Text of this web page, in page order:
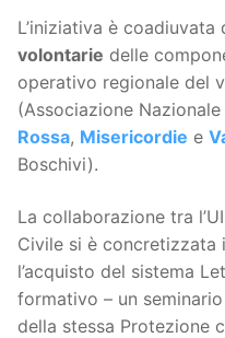
L’iniziativa è coadiuvata
volontarie delle
operativo regionale del
(Associazione
Rossa, Misericordie e
Boschivi).
La collaborazione tra
Civile si è concretizzata
l’acquisto del sistema
formativo – un
della stessa Protezione